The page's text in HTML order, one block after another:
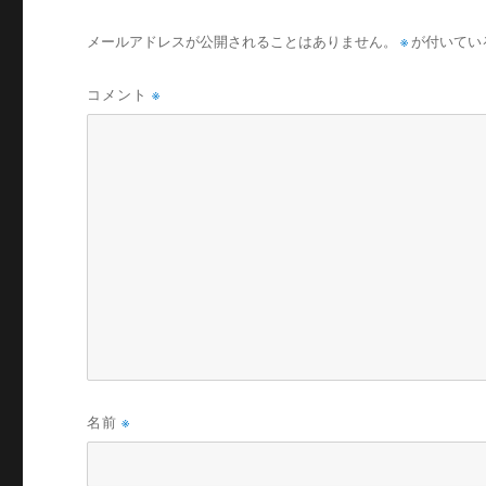
メールアドレスが公開されることはありません。 ※ が付いて
コメント※
名前※